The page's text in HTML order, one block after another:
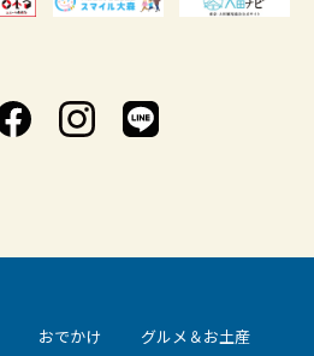
おでかけ グルメ＆お土産